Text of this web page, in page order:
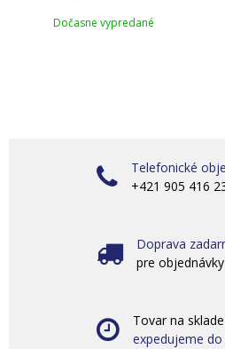
Dočasne vypredané
Telefonické
+421 905 416
Doprava
pre
Tovar na sklade
expedujeme do